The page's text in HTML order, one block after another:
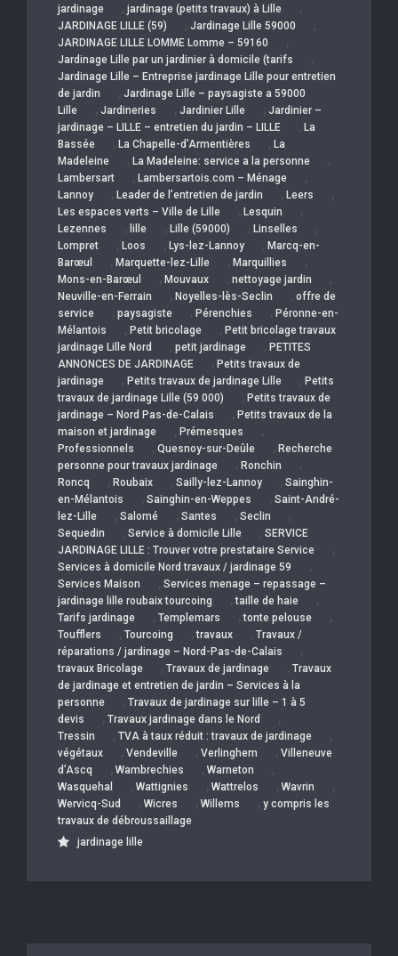
jardinage , jardinage (petits travaux) à Lille ,
JARDINAGE LILLE (59) , Jardinage Lille 59000 ,
JARDINAGE LILLE LOMME Lomme – 59160 ,
Jardinage Lille par un jardinier à domicile (tarifs ,
Jardinage Lille – Entreprise jardinage Lille pour entretien
de jardin
, Jardinage Lille – paysagiste a 59000
Lille
, Jardineries , Jardinier Lille , Jardinier –
jardinage – LILLE – entretien du jardin – LILLE
, La
Bassée
, La Chapelle-d’Armentières , La
Madeleine
, La Madeleine: service a la personne ,
Lambersart , Lambersartois.com – Ménage ,
Lannoy , Leader de l’entretien de jardin , Leers ,
Les espaces verts – Ville de Lille , Lesquin ,
Lezennes , lille , Lille (59000) , Linselles ,
Lompret , Loos , Lys-lez-Lannoy , Marcq-en-
Barœul
, Marquette-lez-Lille , Marquillies ,
Mons-en-Barœul , Mouvaux , nettoyage jardin ,
Neuville-en-Ferrain , Noyelles-lès-Seclin , offre de
service
, paysagiste , Pérenchies , Péronne-en-
Mélantois
, Petit bricolage , Petit bricolage travaux
jardinage Lille Nord
, petit jardinage , PETITES
ANNONCES DE JARDINAGE
, Petits travaux de
jardinage
, Petits travaux de jardinage Lille , Petits
travaux de jardinage Lille (59 000)
, Petits travaux de
jardinage – Nord Pas-de-Calais
, Petits travaux de la
maison et jardinage
, Prémesques ,
Professionnels , Quesnoy-sur-Deûle , Recherche
personne pour travaux jardinage
, Ronchin ,
Roncq , Roubaix , Sailly-lez-Lannoy , Sainghin-
en-Mélantois
, Sainghin-en-Weppes , Saint-André-
lez-Lille
, Salomé , Santes , Seclin ,
Sequedin , Service à domicile Lille , SERVICE
JARDINAGE LILLE : Trouver votre prestataire Service
,
Services à domicile Nord travaux / jardinage 59 ,
Services Maison , Services menage – repassage –
jardinage lille roubaix tourcoing
,taille de haie ,
Tarifs jardinage , Templemars ,tonte pelouse ,
Toufflers , Tourcoing ,travaux , Travaux /
réparations / jardinage – Nord-Pas-de-Calais
,
travaux Bricolage , Travaux de jardinage , Travaux
de jardinage et entretien de jardin – Services à la
personne
, Travaux de jardinage sur lille – 1 à 5
devis
, Travaux jardinage dans le Nord ,
Tressin , TVA à taux réduit : travaux de jardinage ,
végétaux , Vendeville , Verlinghem , Villeneuve
d’Ascq
, Wambrechies , Warneton ,
Wasquehal , Wattignies , Wattrelos , Wavrin ,
Wervicq-Sud , Wicres , Willems , y compris les
travaux de débroussaillage
jardinage lille